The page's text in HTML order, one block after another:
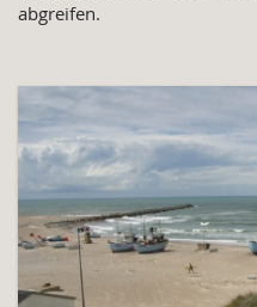
abgreifen.